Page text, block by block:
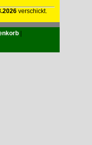
verschickt.
|